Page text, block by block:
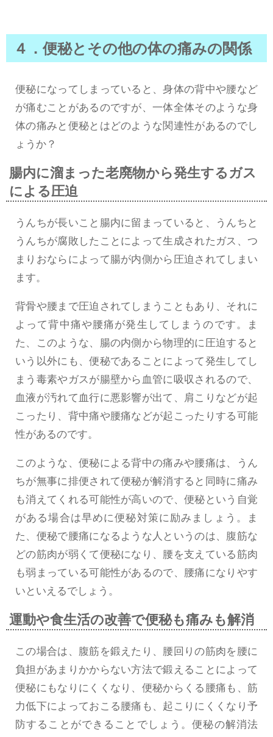
４．便秘とその他の体の痛みの関係
便秘になってしまっていると、身体の背中や腰など
が痛むことがあるのですが、一体全体そのような身
体の痛みと便秘とはどのような関連性があるのでし
ょうか？
腸内に溜まった老廃物から発生するガス
による圧迫
うんちが長いこと腸内に留まっていると、うんちと
うんちが腐敗したことによって生成されたガス、つ
まりおならによって腸が内側から圧迫されてしまい
ます。
背骨や腰まで圧迫されてしまうこともあり、それに
よって背中痛や腰痛が発生してしまうのです。ま
た、このような、腸の内側から物理的に圧迫すると
いう以外にも、便秘であることによって発生してし
まう毒素やガスが腸壁から血管に吸収されるので、
血液が汚れて血行に悪影響が出て、肩こりなどが起
こったり、背中痛や腰痛などが起こったりする可能
性があるのです。
このような、便秘による背中の痛みや腰痛は、うん
ちが無事に排便されて便秘が解消すると同時に痛み
も消えてくれる可能性が高いので、便秘という自覚
がある場合は早めに便秘対策に励みましょう。ま
た、便秘で腰痛になるような人というのは、腹筋な
どの筋肉が弱くて便秘になり、腰を支えている筋肉
も弱まっている可能性があるので、腰痛になりやす
いといえるでしょう。
運動や食生活の改善で便秘も痛みも解消
この場合は、腹筋を鍛えたり、腰回りの筋肉を腰に
負担があまりかからない方法で鍛えることによって
便秘にもなりにくくなり、便秘からくる腰痛も、筋
力低下によっておこる腰痛も、起こりにくくなり予
防することができることでしょう。便秘の解消法